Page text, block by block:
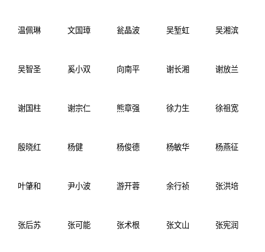
温佩琳 文国璋 瓮晶波 吴堑虹 吴湘滨
吴智圣 奚小双 向南平 谢长湘 谢放兰
谢国柱 谢宗仁 熊章强 徐力生 徐祖宽
殷晓红 杨健 杨俊德 杨敏华 杨燕征
叶肇和 尹小波 游开蓉 余行祯 张洪培
张后苏 张可能 张术根 张文山 张宪润